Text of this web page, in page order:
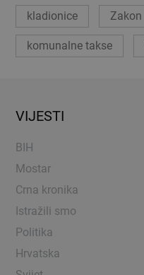
kladionice Zakon
komunalne takse
VIJESTI
BIH
Mostar
Crna kronika
Istražili smo
Politika
Hrvatska